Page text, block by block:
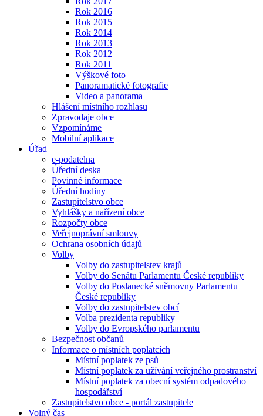
Rok 2016
Rok 2015
Rok 2014
Rok 2013
Rok 2012
Rok 2011
Výškové foto
Panoramatické fotografie
Video a panorama
Hlášení místního rozhlasu
Zpravodaje obce
Vzpomínáme
Mobilní aplikace
Úřad
e-podatelna
Úřední deska
Povinné informace
Úřední hodiny
Zastupitelstvo obce
Vyhlášky a nařízení obce
Rozpočty obce
Veřejnoprávní smlouvy
Ochrana osobních údajů
Volby
Volby do zastupitelstev krajů
Volby do Senátu Parlamentu České republiky
Volby do Poslanecké sněmovny Parlamentu
České republiky
Volby do zastupitelstev obcí
Volba prezidenta republiky
Volby do Evropského parlamentu
Bezpečnost občanů
Informace o místních poplatcích
Místní poplatek ze psů
Místní poplatek za užívání veřejného prostranství
Místní poplatek za obecní systém odpadového
hospodářství
Zastupitelstvo obce - portál zastupitele
Volný čas